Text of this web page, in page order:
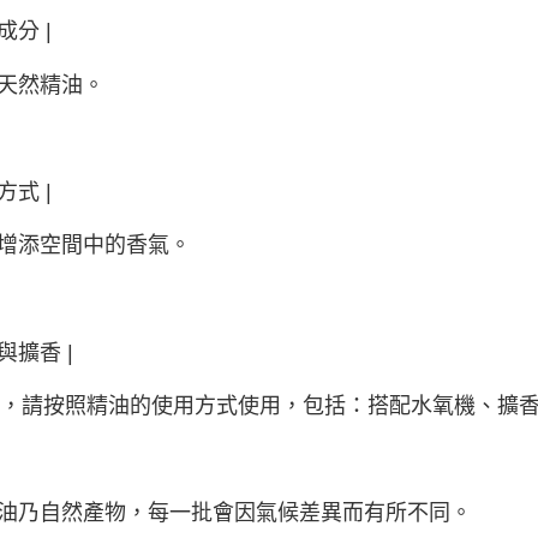
分 |
然精油。
式 |
添空間中的香氣。
擴香 |
請按照精油的使用方式使用，包括：搭配水氧機、擴
乃自然產物，每一批會因氣候差異而有所不同。